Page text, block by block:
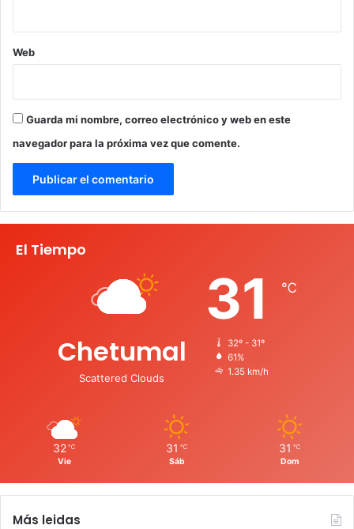
Web
Guarda mi nombre, correo electrónico y web en este
navegador para la próxima vez que comente.
El Tiempo
Chetumal
Scattered Clouds
31 ℃
32º - 31º
61%
1.35 km/h
32 ℃
Vie
31 ℃
Sáb
31 ℃
Dom
Más leidas